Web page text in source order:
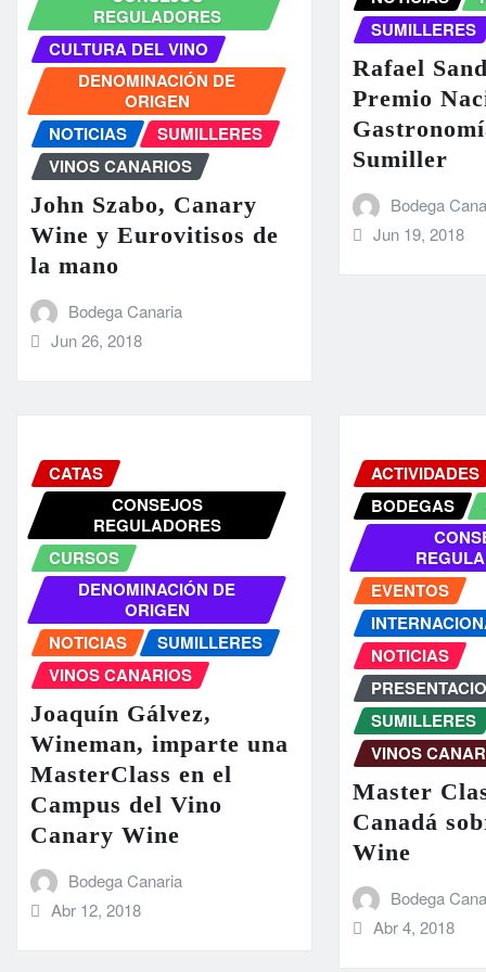
REGULADORES
CULTURA DEL VINO
DENOMINACIÓN DE
ORIGEN
NOTICIAS
SUMILLERES
VINOS CANARIOS
John Szabo, Canary
Wine y Eurovitisos de
la mano
Bodega Canaria
Jun 26, 2018
SUMILLERES
Rafael
Premio
Sumiller
Bodega
Jun 19, 2018
CATAS
CONSEJOS
REGULADORES
CURSOS
DENOMINACIÓN DE
ORIGEN
NOTICIAS
SUMILLERES
VINOS CANARIOS
Joaquín Gálvez,
Wineman, imparte una
MasterClass en el
Campus del Vino
Canary Wine
Bodega Canaria
Abr 12, 2018
ACTIVIDADES
BODEGAS
EVENTOS
NOTICIAS
SUMILLERES
VINOS
Master
Canadá
Wine
Bodega
Abr 4, 2018